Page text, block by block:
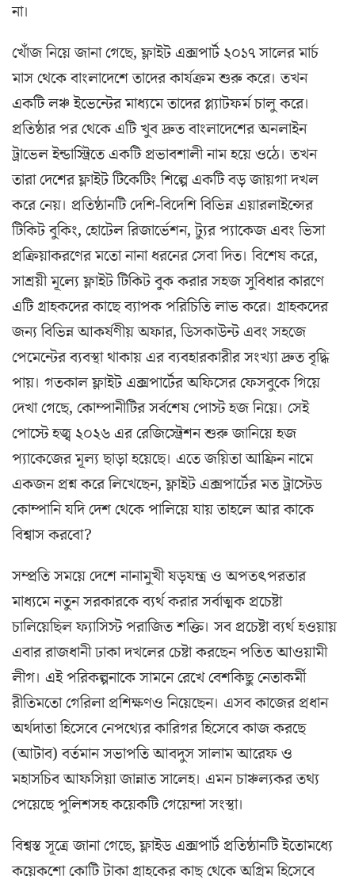
না।
খোঁজ নিয়ে জানা গেছে, ফ্লাইট এক্সপার্ট ২০১৭ সালের মার্চ
মাস থেকে বাংলাদেশে তাদের কার্যক্রম শুরু করে। তখন
একটি লঞ্চ ইভেন্টের মাধ্যমে তাদের প্ল্যাটফর্ম চালু করে।
প্রতিষ্ঠার পর থেকে এটি খুব দ্রুত বাংলাদেশের অনলাইন
ট্রাভেল ইন্ডাস্ট্রিতে একটি প্রভাবশালী নাম হয়ে ওঠে। তখন
তারা দেশের ফ্লাইট টিকেটিং শিল্পে একটি বড় জায়গা দখল
করে নেয়। প্রতিষ্ঠানটি দেশি-বিদেশি বিভিন্ন এয়ারলাইন্সের
টিকিট বুকিং, হোটেল রিজার্ভেশন, ট্যুর প্যাকেজ এবং ভিসা
প্রক্রিয়াকরণের মতো নানা ধরনের সেবা দিত। বিশেষ করে,
সাশ্রয়ী মূল্যে ফ্লাইট টিকিট বুক করার সহজ সুবিধার কারণে
এটি গ্রাহকদের কাছে ব্যাপক পরিচিতি লাভ করে। গ্রাহকদের
জন্য বিভিন্ন আকর্ষণীয় অফার, ডিসকাউন্ট এবং সহজে
পেমেন্টের ব্যবস্থা থাকায় এর ব্যবহারকারীর সংখ্যা দ্রুত বৃদ্ধি
পায়। গতকাল ফ্লাইট এক্সপার্টের অফিসের ফেসবুকে গিয়ে
দেখা গেছে, কোম্পানীটির সর্বশেষ পোস্ট হজ নিয়ে। সেই
পোস্টে হজ্ব ২০২৬ এর রেজিস্ট্রেশন শুরু জানিয়ে হজ
প্যাকেজের মূল্য ছাড়া হয়েছে। এতে জয়িতা আফ্রিন নামে
একজন প্রশ্ন করে লিখেছেন, ফ্লাইট এক্সপার্টের মত ট্রাস্টেড
কোম্পানি যদি দেশ থেকে পালিয়ে যায় তাহলে আর কাকে
বিশ্বাস করবো?
সম্প্রতি সময়ে দেশে নানামুখী ষড়যন্ত্র ও অপতৎপরতার
মাধ্যমে নতুন সরকারকে ব্যর্থ করার সর্বাত্মক প্রচেষ্টা
চালিয়েছিল ফ্যাসিস্ট পরাজিত শক্তি। সব প্রচেষ্টা ব্যর্থ হওয়ায়
এবার রাজধানী ঢাকা দখলের চেষ্টা করছেন পতিত আওয়ামী
লীগ। এই পরিকল্পনাকে সামনে রেখে বেশকিছু নেতাকর্মী
রীতিমতো গেরিলা প্রশিক্ষণও নিয়েছেন। এসব কাজের প্রধান
অর্থদাতা হিসেবে নেপথ্যের কারিগর হিসেবে কাজ করছে
(আটাব) বর্তমান সভাপতি আবদুস সালাম আরেফ ও
মহাসচিব আফসিয়া জান্নাত সালেহ। এমন চাঞ্চল্যকর তথ্য
পেয়েছে পুলিশসহ কয়েকটি গেয়েন্দা সংস্থা।
বিশ্বস্ত সূত্রে জানা গেছে, ফ্লাইড এক্সপার্ট প্রতিষ্ঠানটি ইতোমধ্যে
কয়েকশো কোটি টাকা গ্রাহকের কাছ থেকে অগ্রিম হিসেবে